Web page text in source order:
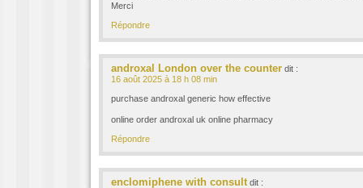
Merci
Répondre
androxal London over the counter dit :
16 août 2025 à 18 h 08 min
purchase androxal generic how effective
online order androxal uk online pharmacy
Répondre
enclomiphene with consult dit :